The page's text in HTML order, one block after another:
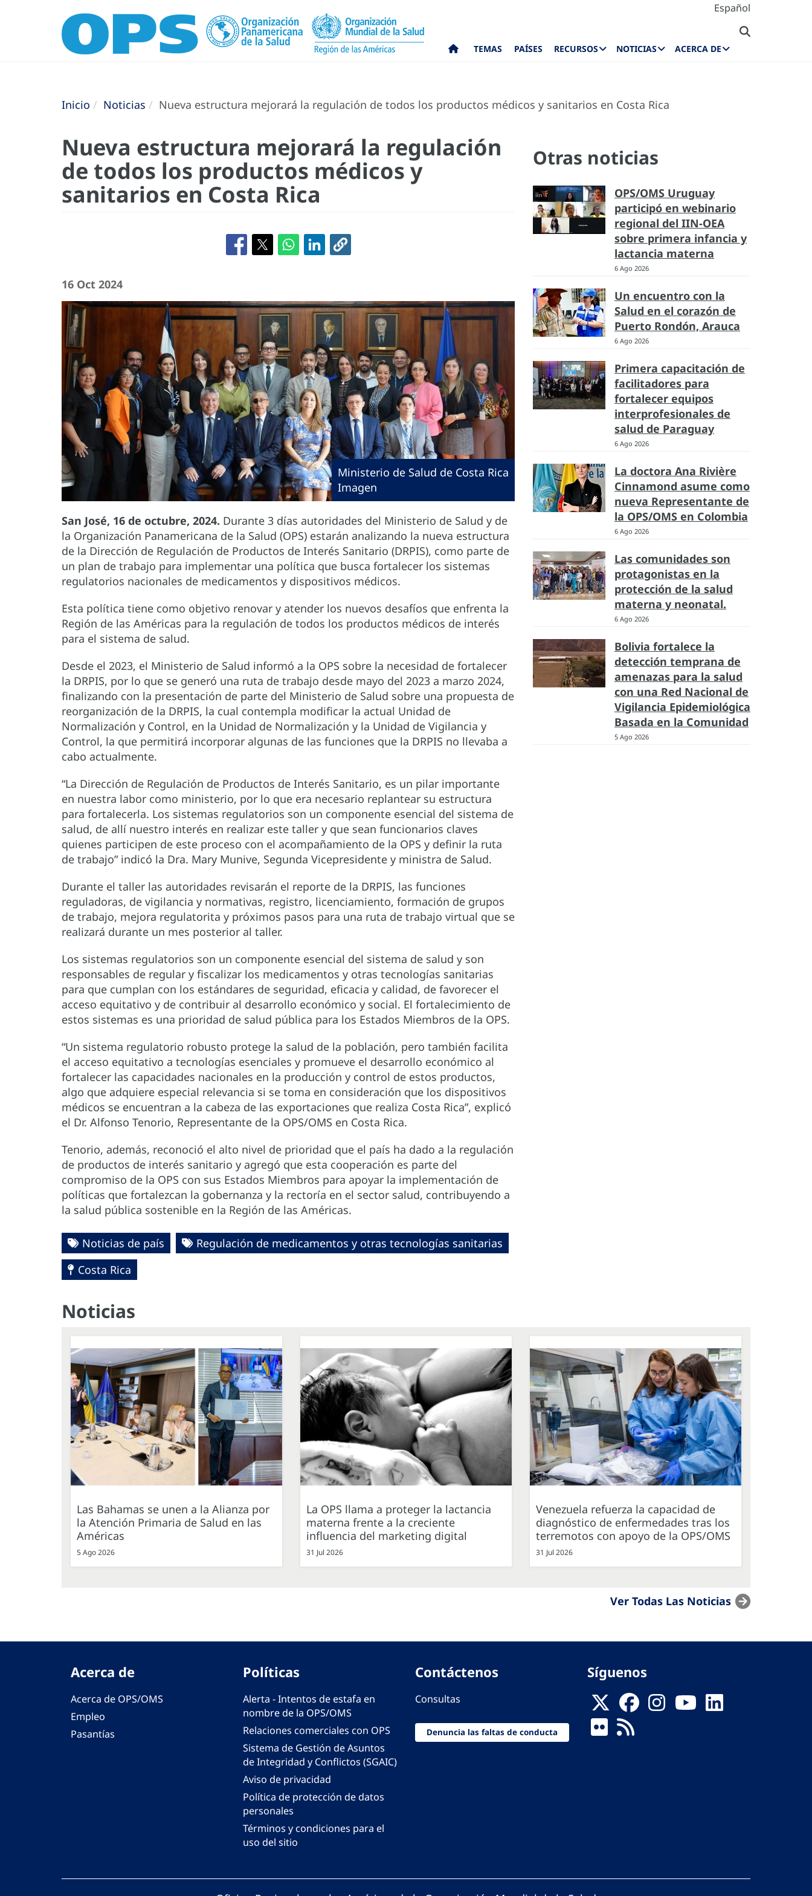
Español
TEMAS PAÍSES RECURSOS NOTICIAS ACERCA DE
Inicio Noticias Nueva estructura mejorará la regulación de todos los productos médicos y sanitarios en Costa Rica
Nueva estructura mejorará la regulación
de todos los productos médicos y
sanitarios en Costa Rica
16 Oct 2024
Ministerio de Salud de Costa Rica
Imagen
San José, 16 de octubre, 2024. Durante 3 días autoridades del Ministerio de Salud y de
la Organización Panamericana de la Salud (OPS) estarán analizando la nueva estructura
de la Dirección de Regulación de Productos de Interés Sanitario (DRPIS), como parte de
un plan de trabajo para implementar una política que busca fortalecer los sistemas
regulatorios nacionales de medicamentos y dispositivos médicos.
Esta política tiene como objetivo renovar y atender los nuevos desafíos que enfrenta la
Región de las Américas para la regulación de todos los productos médicos de interés
para el sistema de salud.
Desde el 2023, el Ministerio de Salud informó a la OPS sobre la necesidad de fortalecer
la DRPIS, por lo que se generó una ruta de trabajo desde mayo del 2023 a marzo 2024,
finalizando con la presentación de parte del Ministerio de Salud sobre una propuesta de
reorganización de la DRPIS, la cual contempla modificar la actual Unidad de
Normalización y Control, en la Unidad de Normalización y la Unidad de Vigilancia y
Control, la que permitirá incorporar algunas de las funciones que la DRPIS no llevaba a
cabo actualmente.
“La Dirección de Regulación de Productos de Interés Sanitario, es un pilar importante
en nuestra labor como ministerio, por lo que era necesario replantear su estructura
para fortalecerla. Los sistemas regulatorios son un componente esencial del sistema de
salud, de allí nuestro interés en realizar este taller y que sean funcionarios claves
quienes participen de este proceso con el acompañamiento de la OPS y definir la ruta
de trabajo” indicó la Dra. Mary Munive, Segunda Vicepresidente y ministra de Salud.
Durante el taller las autoridades revisarán el reporte de la DRPIS, las funciones
reguladoras, de vigilancia y normativas, registro, licenciamiento, formación de grupos
de trabajo, mejora regulatorita y próximos pasos para una ruta de trabajo virtual que se
realizará durante un mes posterior al taller.
Los sistemas regulatorios son un componente esencial del sistema de salud y son
responsables de regular y fiscalizar los medicamentos y otras tecnologías sanitarias
para que cumplan con los estándares de seguridad, eficacia y calidad, de favorecer el
acceso equitativo y de contribuir al desarrollo económico y social. El fortalecimiento de
estos sistemas es una prioridad de salud pública para los Estados Miembros de la OPS.
“Un sistema regulatorio robusto protege la salud de la población, pero también facilita
el acceso equitativo a tecnologías esenciales y promueve el desarrollo económico al
fortalecer las capacidades nacionales en la producción y control de estos productos,
algo que adquiere especial relevancia si se toma en consideración que los dispositivos
médicos se encuentran a la cabeza de las exportaciones que realiza Costa Rica”, explicó
el Dr. Alfonso Tenorio, Representante de la OPS/OMS en Costa Rica.
Tenorio, además, reconoció el alto nivel de prioridad que el país ha dado a la regulación
de productos de interés sanitario y agregó que esta cooperación es parte del
compromiso de la OPS con sus Estados Miembros para apoyar la implementación de
políticas que fortalezcan la gobernanza y la rectoría en el sector salud, contribuyendo a
la salud pública sostenible en la Región de las Américas.
Noticias de país
Regulación de medicamentos y otras tecnologías sanitarias
Costa Rica
Otras noticias
OPS/OMS Uruguay
participó en webinario
regional del IIN-OEA
sobre primera infancia y
lactancia materna
6 Ago 2026
Un encuentro con la
Salud en el corazón de
Puerto Rondón, Arauca
6 Ago 2026
Primera capacitación de
facilitadores para
fortalecer equipos
interprofesionales de
salud de Paraguay
6 Ago 2026
La doctora Ana Rivière
Cinnamond asume como
nueva Representante de
la OPS/OMS en Colombia
6 Ago 2026
Las comunidades son
protagonistas en la
protección de la salud
materna y neonatal.
6 Ago 2026
Bolivia fortalece la
detección temprana de
amenazas para la salud
con una Red Nacional de
Vigilancia Epidemiológica
Basada en la Comunidad
5 Ago 2026
Noticias
Las Bahamas se unen a la Alianza por
la Atención Primaria de Salud en las
Américas
5 Ago 2026
La OPS llama a proteger la lactancia
materna frente a la creciente
influencia del marketing digital
31 Jul 2026
Venezuela refuerza la capacidad de
diagnóstico de enfermedades tras los
terremotos con apoyo de la OPS/OMS
31 Jul 2026
Ver Todas Las Noticias
Acerca de
Acerca de OPS/OMS
Empleo
Pasantías
Políticas
Alerta - Intentos de estafa en
nombre de la OPS/OMS
Relaciones comerciales con OPS
Sistema de Gestión de Asuntos
de Integridad y Conflictos (SGAIC)
Aviso de privacidad
Política de protección de datos
personales
Términos y condiciones para el
uso del sitio
Contáctenos
Consultas
Denuncia las faltas de conducta
Síguenos